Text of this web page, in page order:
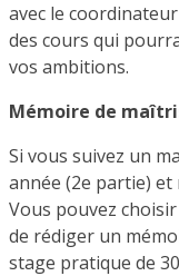
avec le
des cours qui
vos ambitions.
Mémoire de
Si vous suivez un
année (2e partie)
Vous pouvez
de rédiger un
stage pratique de